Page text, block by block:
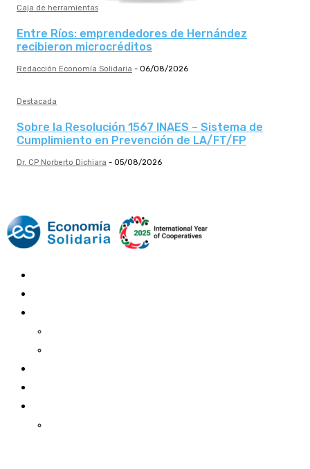
Caja de herramientas
Entre Ríos: emprendedores de Hernández
recibieron microcréditos
Redacción Economía Solidaria - 06/08/2026
Destacada
Sobre la Resolución 1567 INAES – Sistema de
Cumplimiento en Prevención de LA/FT/FP
Dr. CP Norberto Dichiara - 05/08/2026